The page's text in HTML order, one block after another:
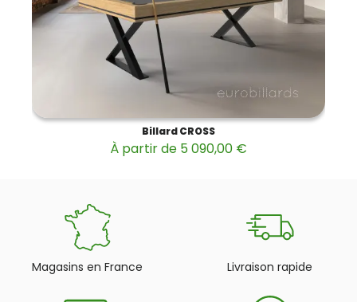
Billard CROSS
À partir de 5 090,00 €
Magasins en France Livraison rapide